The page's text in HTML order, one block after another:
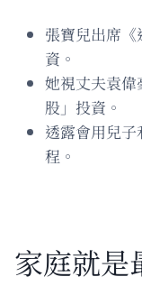
張寶兒出席
資。
她視丈夫袁
股」投資。
透露會用兒
程。
家庭就是